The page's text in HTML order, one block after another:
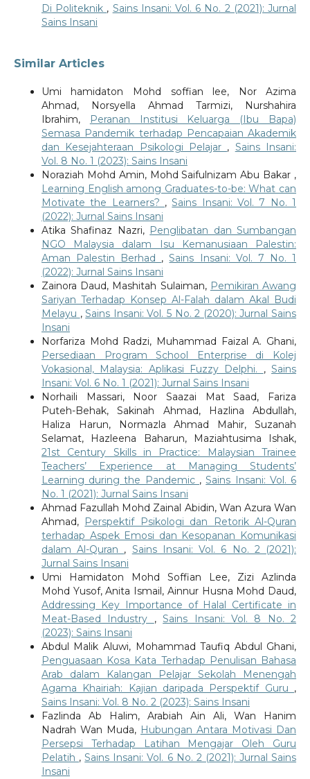
Di Politeknik , Sains Insani: Vol. 6 No. 2 (2021): Jurnal
Sains Insani
Similar Articles
Umi hamidaton Mohd soffian lee, Nor Azima
Ahmad, Norsyella Ahmad Tarmizi, Nurshahira
Ibrahim,
Peranan Institusi Keluarga (Ibu Bapa)
Semasa Pandemik terhadap Pencapaian Akademik
dan Kesejahteraan Psikologi Pelajar , Sains Insani:
Vol. 8 No. 1 (2023): Sains Insani
Noraziah Mohd Amin, Mohd Saifulnizam Abu Bakar ,
Learning English among Graduates-to-be: What can
Motivate the Learners? ,Sains Insani: Vol. 7 No. 1
(2022): Jurnal Sains Insani
Atika Shafinaz Nazri, Penglibatan dan Sumbangan
NGO Malaysia dalam Isu Kemanusiaan Palestin:
Aman Palestin Berhad ,Sains Insani: Vol. 7 No. 1
(2022): Jurnal Sains Insani
Zainora Daud, Mashitah Sulaiman, Pemikiran Awang
Sariyan Terhadap Konsep Al-Falah dalam Akal Budi
Melayu ,Sains Insani: Vol. 5 No. 2 (2020): Jurnal Sains
Insani
Norfariza Mohd Radzi, Muhammad Faizal A. Ghani,
Persediaan Program School Enterprise di Kolej
Vokasional, Malaysia: Aplikasi Fuzzy Delphi. ,Sains
Insani: Vol. 6 No. 1 (2021): Jurnal Sains Insani
Norhaili Massari, Noor Saazai Mat Saad, Fariza
Puteh-Behak, Sakinah Ahmad, Hazlina Abdullah,
Haliza Harun, Normazla Ahmad Mahir, Suzanah
Selamat, Hazleena Baharun, Maziahtusima Ishak,
21st Century Skills in Practice: Malaysian Trainee
Teachers’ Experience at Managing Students’
Learning during the Pandemic ,Sains Insani: Vol. 6
No. 1 (2021): Jurnal Sains Insani
Ahmad Fazullah Mohd Zainal Abidin, Wan Azura Wan
Ahmad, Perspektif Psikologi dan Retorik Al-Quran
terhadap Aspek Emosi dan Kesopanan Komunikasi
dalam Al-Quran , Sains Insani: Vol. 6 No. 2 (2021):
Jurnal Sains Insani
Umi Hamidaton Mohd Soffian Lee, Zizi Azlinda
Mohd Yusof, Anita Ismail, Ainnur Husna Mohd Daud,
Addressing Key Importance of Halal Certificate in
Meat-Based Industry ,Sains Insani: Vol. 8 No. 2
(2023): Sains Insani
Abdul Malik Aluwi, Mohammad Taufiq Abdul Ghani,
Penguasaan Kosa Kata Terhadap Penulisan Bahasa
Arab dalam Kalangan Pelajar Sekolah Menengah
Agama Khairiah: Kajian daripada Perspektif Guru ,
Sains Insani: Vol. 8 No. 2 (2023): Sains Insani
Fazlinda Ab Halim, Arabiah Ain Ali, Wan Hanim
Nadrah Wan Muda, Hubungan Antara Motivasi Dan
Persepsi Terhadap Latihan Mengajar Oleh Guru
Pelatih ,Sains Insani: Vol. 6 No. 2 (2021): Jurnal Sains
Insani